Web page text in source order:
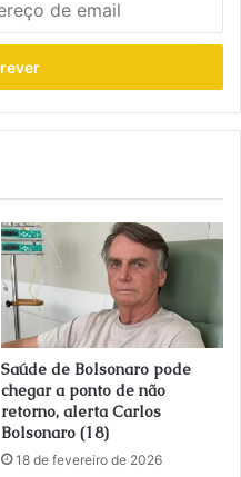
Saúde de Bolsonaro pode
chegar a ponto de não
retorno, alerta Carlos
Bolsonaro (18)
18 de fevereiro de 2026